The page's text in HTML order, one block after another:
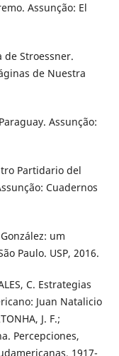
Assunção: El
de Stroessner.
de Nuestra
Assunção:
Partidario del
Cuadernos
um
Paulo. USP, 2016.
C. Estrategias
Juan Natalicio
J. F.;
Percepciones,
1917-